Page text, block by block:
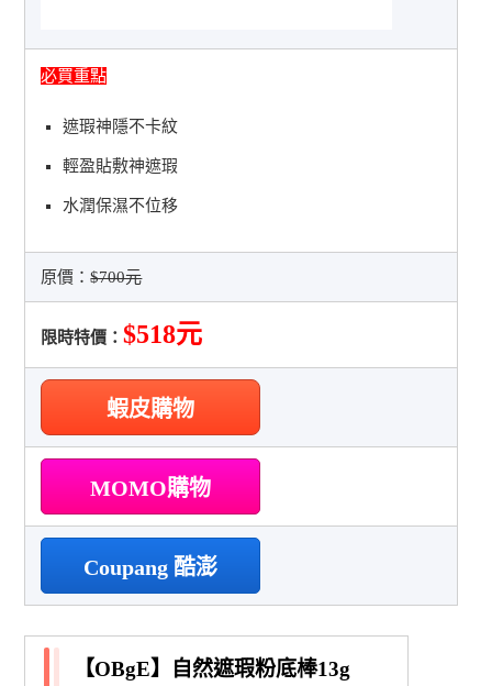
必買重點
遮瑕神隱不卡紋
輕盈貼敷神遮瑕
水潤保濕不位移
原價：$700元
限時特價：$518元
蝦皮購物
MOMO購物
Coupang 酷澎
【OBgE】自然遮瑕粉底棒13g